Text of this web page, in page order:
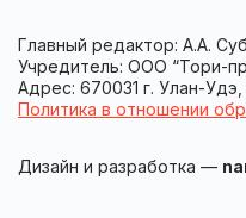
Главный редактор: А.А.
Учредитель: ООО “Тори-
Адрес: 670031 г. Улан-
Политика в отношении
Дизайн и разработка —